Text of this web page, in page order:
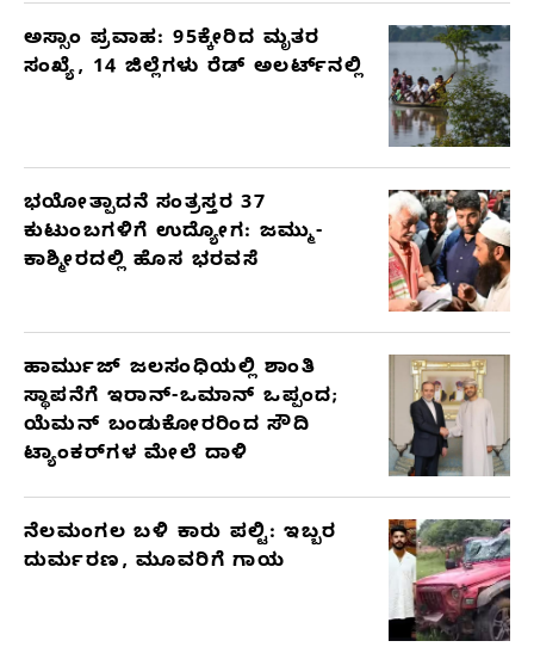
ಅಸ್ಸಾಂ ಪ್ರವಾಹ: 95ಕ್ಕೇರಿದ ಮೃತರ
ಸಂಖ್ಯೆ, 14 ಜಿಲ್ಲೆಗಳು ರೆಡ್ ಅಲರ್ಟ್‌ನಲ್ಲಿ
ಭಯೋತ್ಪಾದನೆ ಸಂತ್ರಸ್ತರ 37
ಕುಟುಂಬಗಳಿಗೆ ಉದ್ಯೋಗ: ಜಮ್ಮು-
ಕಾಶ್ಮೀರದಲ್ಲಿ ಹೊಸ ಭರವಸೆ
ಹಾರ್ಮುಜ್ ಜಲಸಂಧಿಯಲ್ಲಿ ಶಾಂತಿ
ಸ್ಥಾಪನೆಗೆ ಇರಾನ್-ಒಮಾನ್ ಒಪ್ಪಂದ;
ಯೆಮನ್ ಬಂಡುಕೋರರಿಂದ ಸೌದಿ
ಟ್ಯಾಂಕರ್‌ಗಳ ಮೇಲೆ ದಾಳಿ
ನೆಲಮಂಗಲ ಬಳಿ ಕಾರು ಪಲ್ಟಿ: ಇಬ್ಬರ
ದುರ್ಮರಣ, ಮೂವರಿಗೆ ಗಾಯ